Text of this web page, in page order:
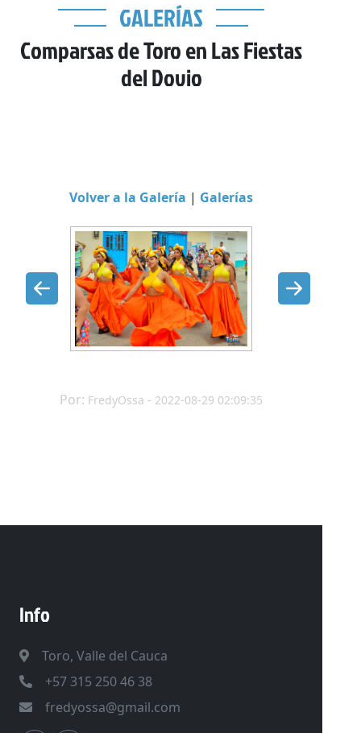
GALERÍAS
Comparsas de Toro en Las Fiestas
del Dovio
Volver a la Galería | Galerías
Por: FredyOssa - 2022-08-29 02:09:35
Info
Toro, Valle del Cauca
+57 315 250 46 38
fredyossa@gmail.com